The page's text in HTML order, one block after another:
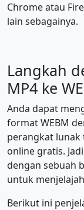
Chrome atau
lain sebagainya.
Langkah
MP4 ke
Anda dapat
format WEBM
perangkat lunak
online gratis.
dengan sebuah
untuk
Berikut ini